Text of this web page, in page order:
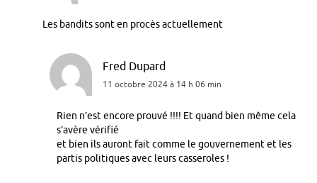
Les bandits sont en procès actuellement
Fred Dupard
11 octobre 2024 à 14 h 06 min
Rien n’est encore prouvé !!!! Et quand bien même cela
s’avère vérifié
et bien ils auront fait comme le gouvernement et les
partis politiques avec leurs casseroles !